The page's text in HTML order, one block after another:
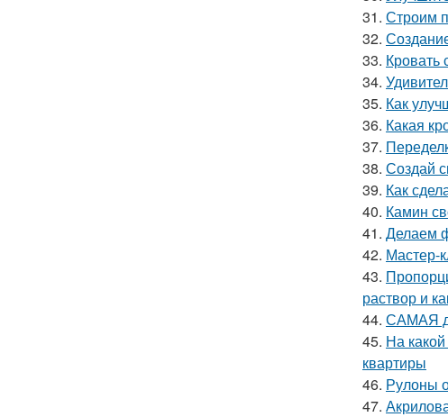
31. Строим
32.
33.
34.
35. Как
36. Какая
37.
38. Создай
39. Как
40. Камин
41. Делаем
42. Мастер-
43.
раствор и
44. САМАЯ
45. На
квартиры
46. Рулоны
47.